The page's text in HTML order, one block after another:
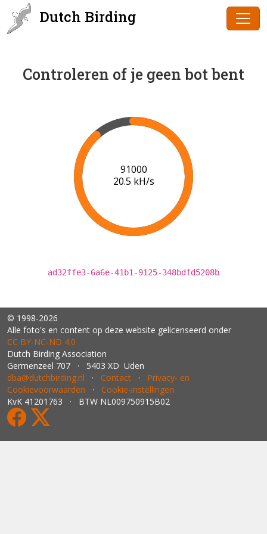
Dutch Birding
Controleren of je geen bot bent
91000
20.5 kH/s
ad32ffe3-6a6e-41b1-9125-348bdfd5208b
© 1998-2026
Alle foto's en content op deze website gelicenseerd onder
CC BY‑NC‑ND 4.0
Dutch Birding Association
Germenzeel 707 · 5403 XD Uden
dba@dutchbirding.nl · Contact · Privacy- en
Cookievoorwaarden · Cookie-instellingen
KvK 41201763 · BTW NL009750915B02